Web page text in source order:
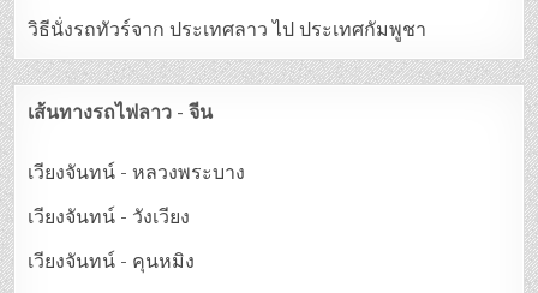
วิธีนั่งรถทัวร์จาก ประเทศลาว ไป ประเทศกัมพูชา
เส้นทางรถไฟลาว - จีน
เวียงจันทน์ - หลวงพระบาง
เวียงจันทน์ - วังเวียง
เวียงจันทน์ - คุนหมิง